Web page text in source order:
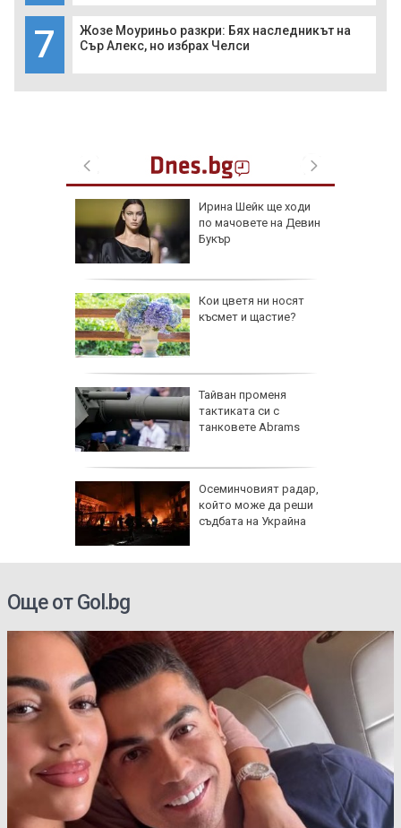
7
Жозе Моуриньо разкри: Бях наследникът на
Сър Алекс, но избрах Челси
Ирина Шейк ще ходи
по мачовете на Девин
Букър
Кои цветя ни носят
късмет и щастие?
Тайван променя
тактиката си с
танковете Abrams
Осеминчовият радар,
който може да реши
съдбата на Украйна
Още от Gol.bg